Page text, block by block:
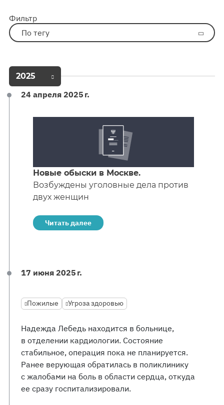
Фильтр
По тегу
2025
24 апреля 2025 г.
Новые обыски в Москве.
Возбуждены уголовные дела против
двух женщин
Читать далее
17 июня 2025 г.
Пожилые Угроза здоровью
Надежда Лебедь находится в больнице,
в отделении кардиологии. Состояние
стабильное, операция пока не планируется.
Ранее верующая обратилась в поликлинику
с жалобами на боль в области сердца, откуда
ее сразу госпитализировали.